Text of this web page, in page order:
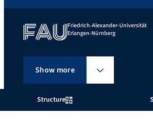
Structure
Friedrich-Alexander-Universität
Erlangen-Nürnberg
Show more